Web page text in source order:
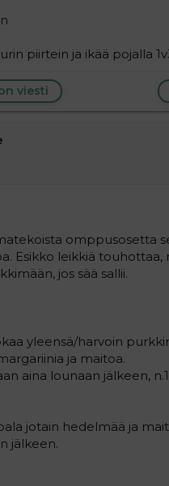
piirtein ja ikää pojalla
viesti
omppusosetta
Esikko leikkiä touhottaa,
jos sää sallii.
yleensä/harvoin
ja maitoa.
aina lounaan jälkeen,
jotain hedelmää ja
jälkeen.